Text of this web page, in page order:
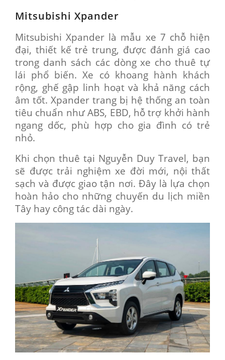
Mitsubishi Xpander
Mitsubishi Xpander là mẫu xe 7 chỗ hiện
đại, thiết kế trẻ trung, được đánh giá cao
trong danh sách các dòng xe cho thuê tự
lái phổ biến. Xe có khoang hành khách
rộng, ghế gập linh hoạt và khả năng cách
âm tốt. Xpander trang bị hệ thống an toàn
tiêu chuẩn như ABS, EBD, hỗ trợ khởi hành
ngang dốc, phù hợp cho gia đình có trẻ
nhỏ.
Khi chọn thuê tại Nguyễn Duy Travel, bạn
sẽ được trải nghiệm xe đời mới, nội thất
sạch và được giao tận nơi. Đây là lựa chọn
hoàn hảo cho những chuyến du lịch miền
Tây hay công tác dài ngày.